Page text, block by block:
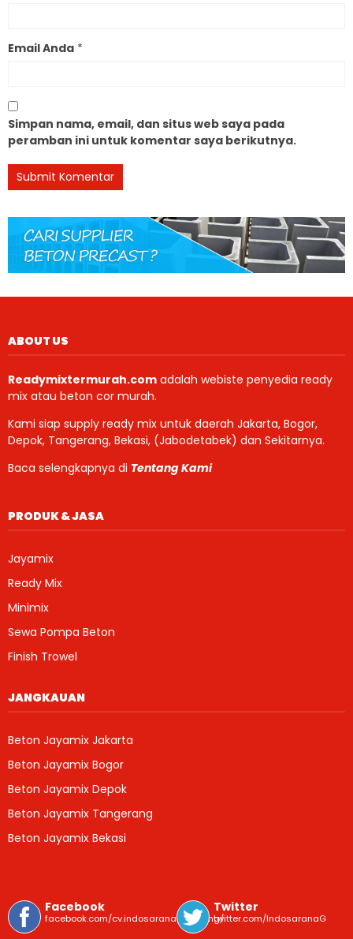
Email Anda *
Simpan nama, email, dan situs web saya pada
peramban ini untuk komentar saya berikutnya.
ABOUT US
Readymixtermurah.com adalah webiste penyedia ready
mix atau beton cor murah.
Kami siap supply ready mix untuk daerah Jakarta, Bogor,
Depok, Tangerang, Bekasi, (Jabodetabek) dan Sekitarnya.
Baca selengkapnya di Tentang Kami
PRODUK & JASA
Jayamix
Ready Mix
Minimix
Sewa Pompa Beton
Finish Trowel
JANGKAUAN
Beton Jayamix Jakarta
Beton Jayamix Bogor
Beton Jayamix Depok
Beton Jayamix Tangerang
Beton Jayamix Bekasi
Facebook
facebook.com/cv.indosaranagemilang/
Twitter
twitter.com/IndosaranaG